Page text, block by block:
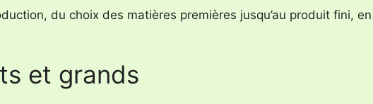
du choix des matières premières jusqu’au produit fini,
et grands